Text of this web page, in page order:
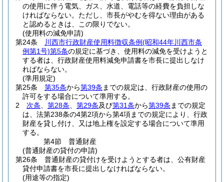
の使用に伴う電気、ガス、水道、電話等の経費を負担しな
ければならない。 ただし、市長がやむを得ない理由がある
と認めるときは、この限りでない。
(使用料の減免申請)
第24条
川西市行政財産使用料徴収条例(昭和44年川西市条
例第1号)第5条の規定に基づき、使用料の減免を受けようと
する者は、行政財産使用料減免申請書を市長に提出しなけ
ればならない。
(準用規定)
第25条
第35条から第39条 までの規定は、行政財産の使用の
許可をする場合について準用する。
2
次条 第28条 第29条及び第31条から第39条 までの規定
は、法第238条の4第2項から第4項までの規定により、行政
財産を貸し付け、又は地上権を設定する場合について準用
する。
第4節
普通財産
(普通財産の貸付の申請)
第26条
普通財産の貸付けを受けようとする者は、公有財産
貸付申請書を市長に提出しなければならない。
(用途等の指定)